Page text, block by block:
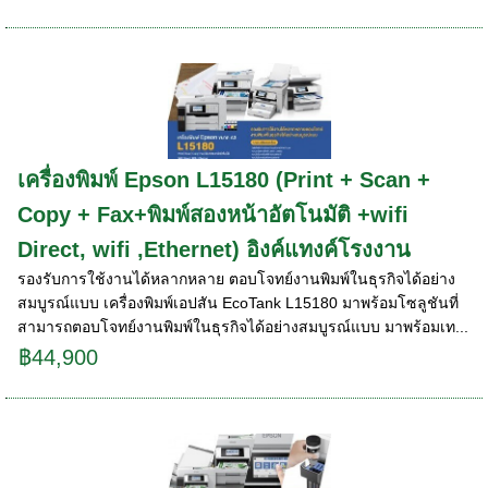
เครื่องพิมพ์ Epson L15180 (Print + Scan +
Copy + Fax+พิมพ์สองหน้าอัตโนมัติ +wifi
Direct, wifi ,Ethernet) อิงค์แทงค์โรงงาน
รองรับการใช้งานได้หลากหลาย ตอบโจทย์งานพิมพ์ในธุรกิจได้อย่าง
สมบูรณ์แบบ เครื่องพิมพ์เอปสัน EcoTank L15180 มาพร้อมโซลูชันที่
สามารถตอบโจทย์งานพิมพ์ในธุรกิจได้อย่างสมบูรณ์แบบ มาพร้อมเท...
฿44,900